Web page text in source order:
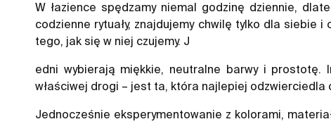
W łazience spędzamy niemal godzinę dziennie,
codzienne rytuały, znajdujemy chwilę tylko dla siebie
tego, jak się w niej czujemy. J
edni wybierają miękkie, neutralne barwy i prostotę.
właściwej drogi – jest ta, która najlepiej
Jednocześnie eksperymentowanie z kolorami,